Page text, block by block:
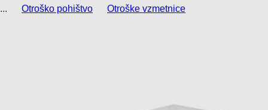
... Otroško pohištvo Otroške vzmetnice